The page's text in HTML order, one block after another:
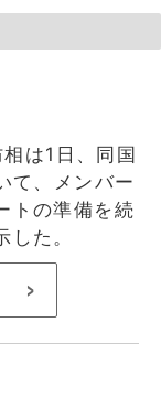
は1日、同国
て、メンバー
トの準備を続
た。
>